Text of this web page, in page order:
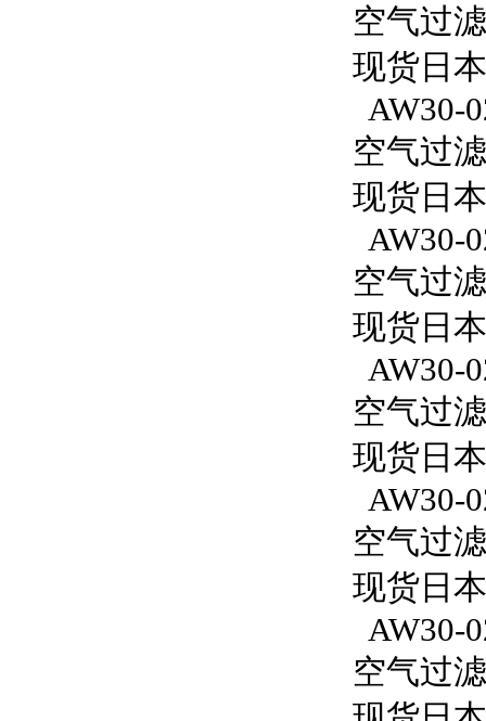
空气过
现货日
AW30-
空气过
现货日
AW30-
空气过
现货日
AW30-
空气过
现货日
AW30-
空气过
现货日
AW30-
空气过